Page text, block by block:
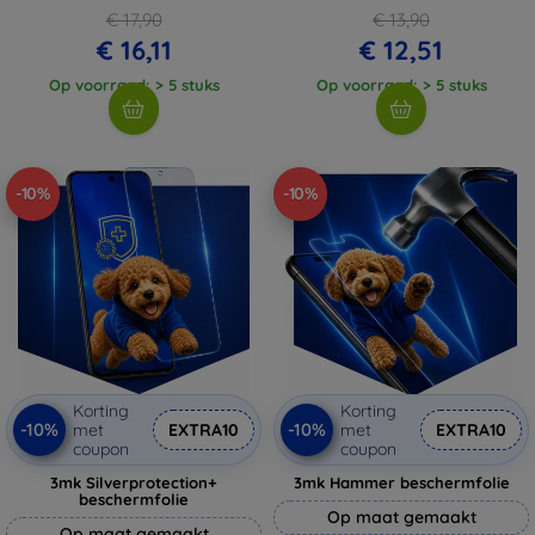
€ 17,90
€ 16,11
Op voorraad: > 5 stuks
€ 13,90
€ 12,51
Op voorraad: > 5 stuks
-10%
-10%
Korting
met
coupon
EXTRA10
3mk Silverprotection+
beschermfolie
-10%
-10%
Korting
met
coupon
EXTRA10
3mk Hammer beschermfolie
Op maat gemaakt